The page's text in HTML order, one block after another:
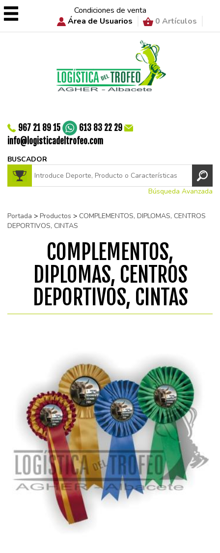
Condiciones de venta
Área de Usuarios
0 Artículos
967 21 89 15
613 83 22 29
info@logisticadeltrofeo.com
BUSCADOR
Búsqueda Avanzada
Portada > Productos > COMPLEMENTOS, DIPLOMAS, CENTROS
DEPORTIVOS, CINTAS
COMPLEMENTOS,
DIPLOMAS, CENTROS
DEPORTIVOS, CINTAS